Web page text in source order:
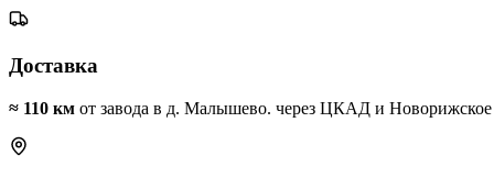
Доставка
≈ 110 км от завода в д. Малышево. через ЦКАД и Новорижское